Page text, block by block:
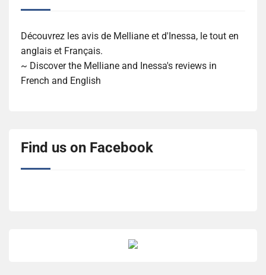
Découvrez les avis de Melliane et d'Inessa, le tout en
anglais et Français.
~ Discover the Melliane and Inessa's reviews in
French and English
Find us on Facebook